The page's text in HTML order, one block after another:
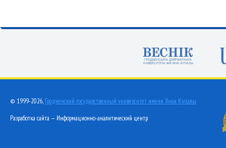
© 1999-2026, Гродненский государственный университет имени Янки Купалы
Разработка сайта — Информационно-аналитический центр